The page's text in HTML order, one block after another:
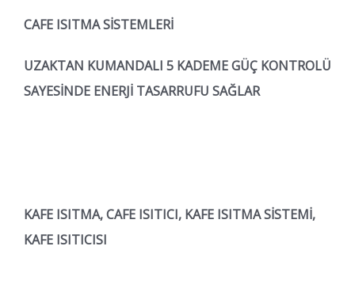
CAFE ISITMA SİSTEMLERİ
UZAKTAN KUMANDALI 5 KADEME GÜÇ KONTROLÜ
SAYESİNDE ENERJİ TASARRUFU SAĞLAR
KAFE ISITMA, CAFE ISITICI, KAFE ISITMA SİSTEMİ,
KAFE ISITICISI